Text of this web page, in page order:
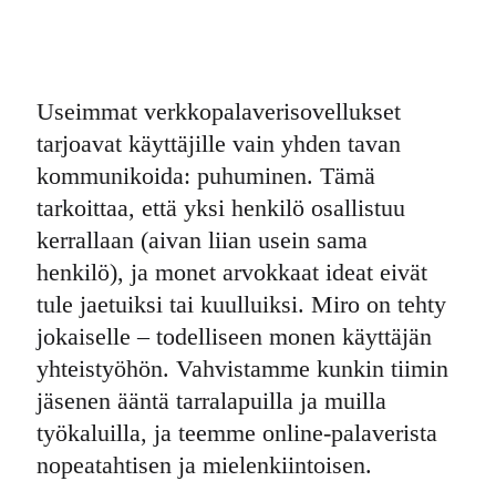
Useimmat verkkopalaverisovellukset
tarjoavat käyttäjille vain yhden tavan
kommunikoida: puhuminen. Tämä
tarkoittaa, että yksi henkilö osallistuu
kerrallaan (aivan liian usein sama
henkilö), ja monet arvokkaat ideat eivät
tule jaetuiksi tai kuulluiksi. Miro on tehty
jokaiselle – todelliseen monen käyttäjän
yhteistyöhön. Vahvistamme kunkin tiimin
jäsenen ääntä tarralapuilla ja muilla
työkaluilla, ja teemme online-palaverista
nopeatahtisen ja mielenkiintoisen.